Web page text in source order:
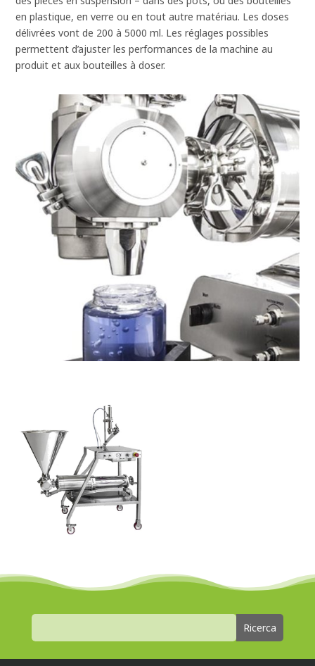
en plastique, en verre ou en tout autre matériau. Les doses
délivrées vont de 200 à 5000 ml. Les réglages possibles
permettent d’ajuster les performances de la machine au
produit et aux bouteilles à doser.